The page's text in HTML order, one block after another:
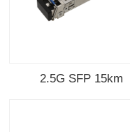
2.5G SFP 15km